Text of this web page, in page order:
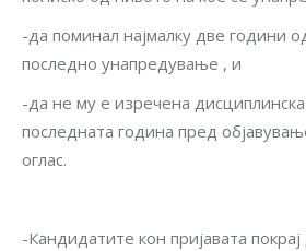
-да поминал најмалку две години
последно унапредување , и
-да не му е изречена
последната година пред
оглас.
-Кандидатите кон пријавата